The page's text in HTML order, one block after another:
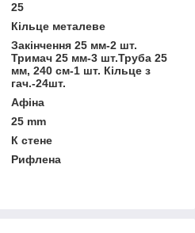
25
Кільце металеве
Закінчення 25 мм-2 шт.
Тримач 25 мм-3 шт.Труба 25
мм, 240 см-1 шт. Кільце з
гач.-24шт.
Афіна
25 mm
К стене
Рифлена